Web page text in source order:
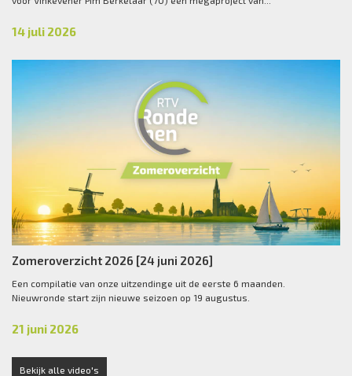
14 juli 2026
Zomeroverzicht 2026 [24 juni 2026]
Een compilatie van onze uitzendinge uit de eerste 6 maanden.
Nieuwronde start zijn nieuwe seizoen op 19 augustus.
21 juni 2026
Bekijk alle video's